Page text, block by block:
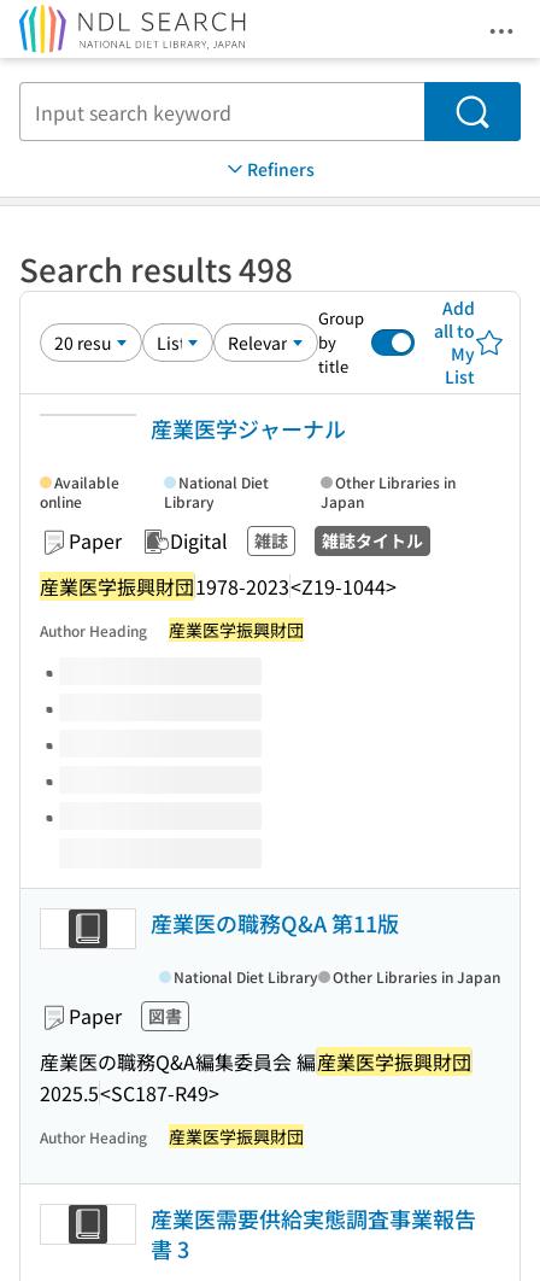
Search
Refiners
Search results 498
Group
by
title
Add
all to
My
List
産業医学ジャーナル
Paper Digital 雑誌 雑誌タイトル
産業医学振興財団1978-2023<Z19-1044>
Available
online
National Diet
Library
Other Libraries in
Japan
Author Heading 産業医学振興財団
Volumes of this title
産業医の職務Q&A 第11版
Paper 図書
産業医の職務Q&A編集委員会 編産業医学振興財団
2025.5<SC187-R49>
National Diet Library Other Libraries in Japan
Author Heading 産業医学振興財団
産業医需要供給実態調査事業報告
書 3